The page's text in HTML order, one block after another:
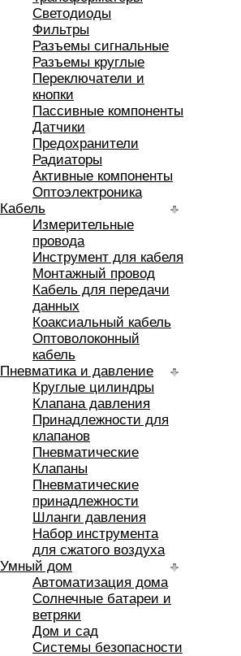
Светодиоды
Фильтры
Разъемы сигнальные
Разъемы круглые
Переключатели и
кнопки
Пассивные компоненты
Датчики
Предохранители
Радиаторы
Активные компоненты
Оптоэлектроника
Кабель
Измерительные
провода
Инструмент для кабеля
Монтажный провод
Кабель для передачи
данных
Коаксиальный кабель
Оптоволоконный
кабель
Пневматика и давление
Круглые цилиндры
Клапана давления
Принадлежности для
клапанов
Пневматические
Клапаны
Пневматические
принадлежности
Шланги давления
Набор инструмента
для сжатого воздуха
Умный дом
Автоматизация дома
Солнечные батареи и
ветряки
Дом и сад
Системы безопасности